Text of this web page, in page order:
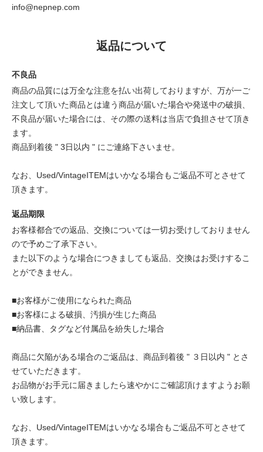
info@nepnep.com
返品について
不良品
商品の品質には万全な注意を払い出荷しておりますが、万が一ご
注文して頂いた商品とは違う商品が届いた場合や発送中の破損、
不良品が届いた場合には、その際の送料は当店で負担させて頂き
ます。
商品到着後 " 3日以内 " にご連絡下さいませ。
なお、Used/VintageITEMはいかなる場合もご返品不可とさせて
頂きます。
返品期限
お客様都合での返品、交換については一切お受けしておりません
ので予めご了承下さい。
また以下のような場合につきましても返品、交換はお受けするこ
とができません。
■お客様がご使用になられた商品
■お客様による破損、汚損が生じた商品
■納品書、タグなど付属品を紛失した場合
商品に欠陥がある場合のご返品は、商品到着後 " ３日以内 " とさ
せていただきます。
お品物がお手元に届きましたら速やかにご確認頂けますようお願
い致します。
なお、Used/VintageITEMはいかなる場合もご返品不可とさせて
頂きます。